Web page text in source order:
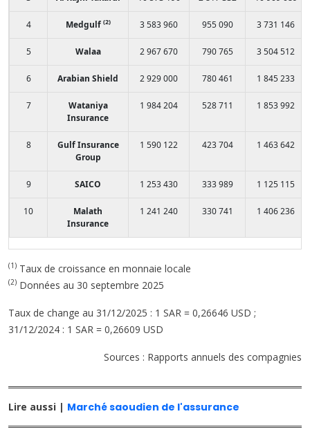
4 Medgulf (2) 3 583 960 955 090 3 731 146
5 Walaa 2 967 670 790 765 3 504 512
6 Arabian Shield 2 929 000 780 461 1 845 233
7
Wataniya
Insurance
1 984 204 528 711 1 853 992
8
Gulf Insurance
Group
1 590 122 423 704 1 463 642
9 SAICO 1 253 430 333 989 1 125 115
10
Malath
Insurance
1 241 240 330 741 1 406 236
(1) Taux de croissance en monnaie locale
(2) Données au 30 septembre 2025
Taux de change au 31/12/2025 : 1 SAR = 0,26646 USD ;
31/12/2024 : 1 SAR = 0,26609 USD
Sources : Rapports annuels des compagnies
Lire aussi | Marché saoudien de l'assurance